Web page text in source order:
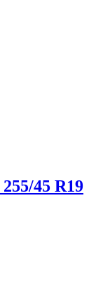
255/45 R19